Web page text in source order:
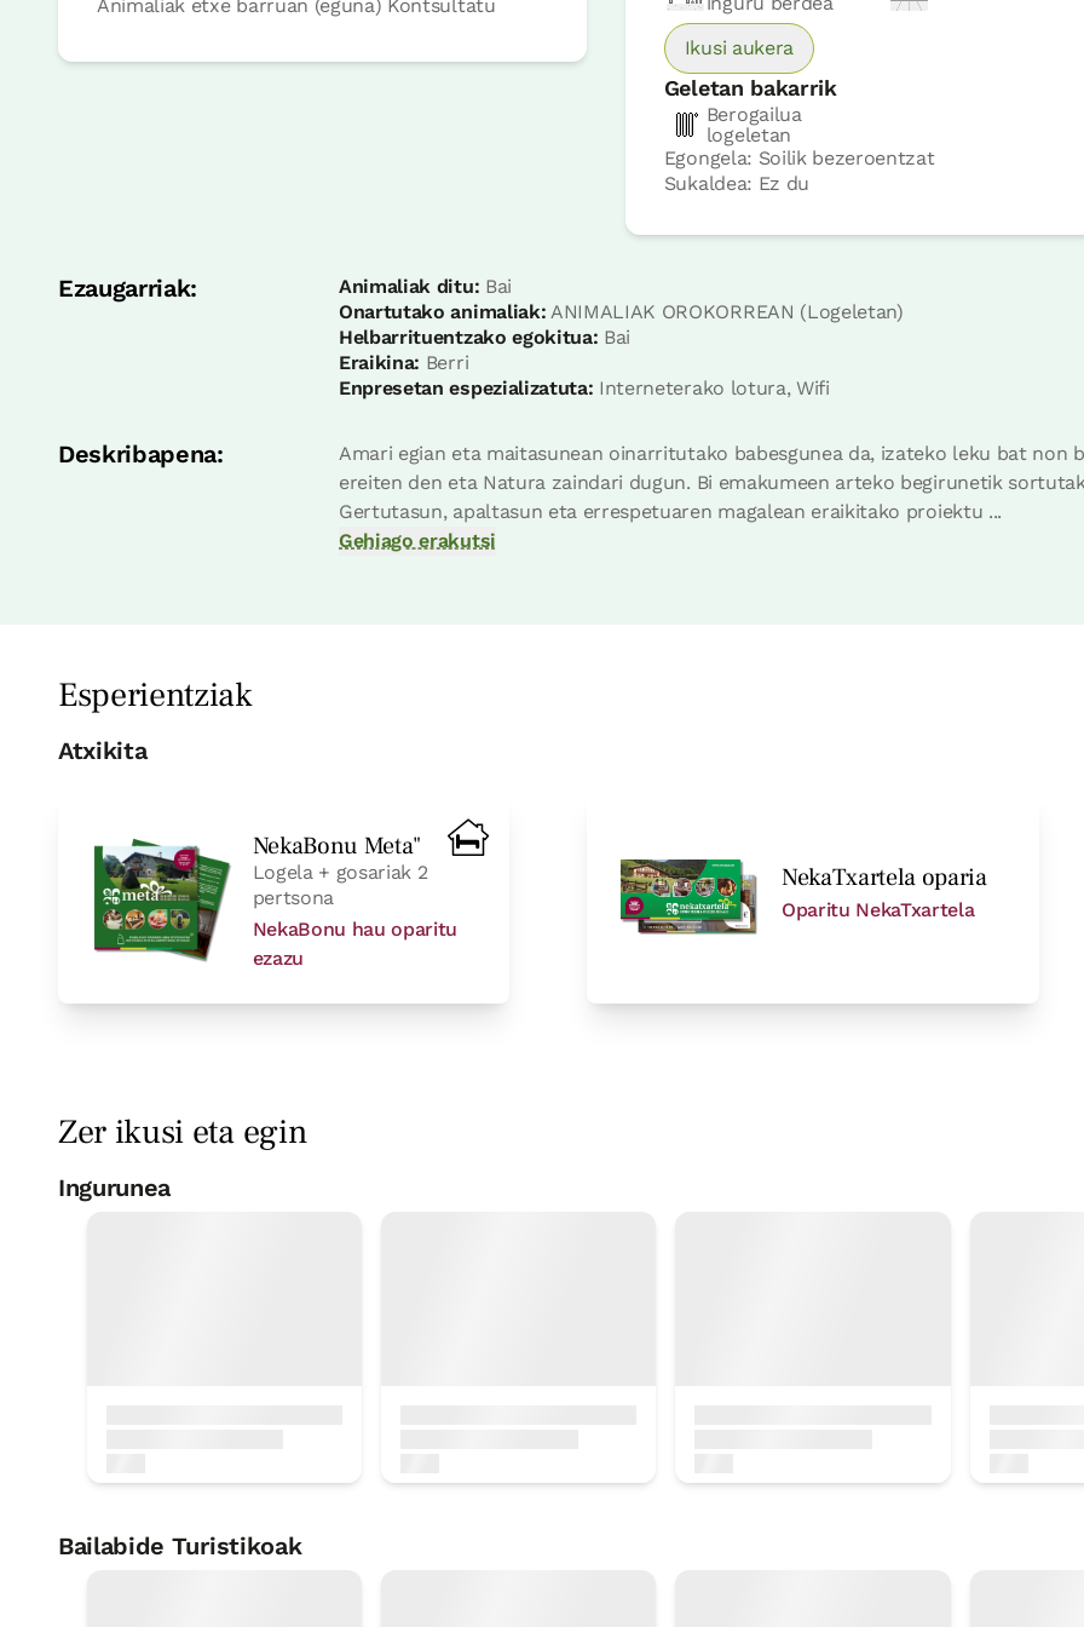
Logela - banakako 2 ohe
logela
Logela - banakako 2 ohe
Bainua: Dutxako bainugela osoa
Animaliak etxe barruan (eguna) Kontsultatu
Ikusi aukera
Geletan bakarrik
Berogailua
logeletan
Egongela: Soilik bezeroentzat
Sukaldea: Ez du
Ezaugarriak: Animaliak ditu: Bai
Onartutako animaliak: ANIMALIAK OROKORREAN (Logeletan)
Helbarrituentzako egokitua: Bai
Eraikina: Berri
Enpresetan espezializatuta: Interneterako lotura, Wifi
Deskribapena:
Amari egian eta maitasunean oinarritutako babesgunea da, izateko leku bat non
ereiten den eta Natura zaindari dugun. Bi emakumeen arteko begirunetik
Gertutasun, apaltasun eta errespetuaren magalean eraikitako proiektu ...
Gehiago erakutsi
Esperientziak
Atxikita
NekaBonu Meta"
Logela + gosariak 2
pertsona
NekaBonu hau oparitu
ezazu
NekaTxartela oparia
Oparitu NekaTxartela
Zer ikusi eta egin
Ingurunea
Bailabide Turistikoak